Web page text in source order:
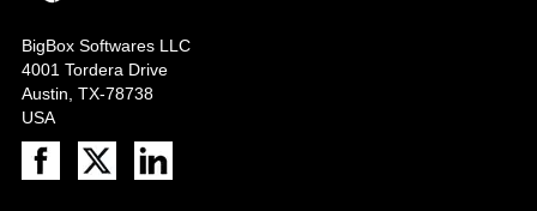
BigBox Softwares LLC
4001 Tordera Drive
Austin, TX-78738
USA